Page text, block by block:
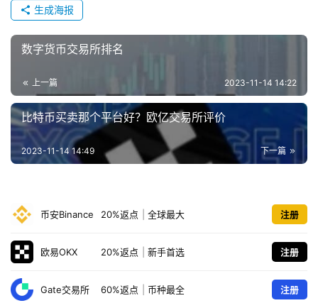
生成海报
数字货币交易所排名
上一篇 2023-11-14 14:22
比特币买卖那个平台好？欧亿交易所评价
下一篇
2023-11-14 14:49
币安Binance 20%返点 全球最大 注册
欧易OKX 20%返点 新手首选 注册
Gate交易所 60%返点 币种最全 注册